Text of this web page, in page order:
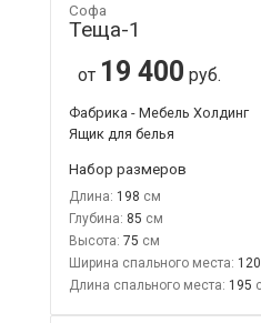
Софа
Теща-1
от 19 400 руб.
Фабрика - Мебель Холдинг
Ящик для белья
Набор размеров
Длина: 198
Глубина: 85
Высота: 75
Ширина спального места: 120
Длина спального места: 195